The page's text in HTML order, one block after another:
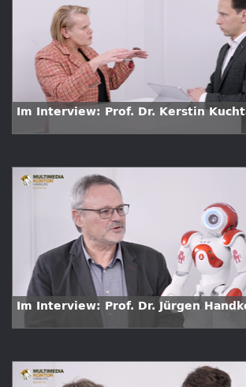
Im Interview: Prof. Dr. Kerstin
Im Interview: Prof. Dr. Jürgen